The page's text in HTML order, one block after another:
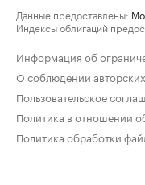
Данные предоставлены:
Индексы облигаций
Информация об
О соблюдении
Пользовательское
Политика в отношении
Политика обработки